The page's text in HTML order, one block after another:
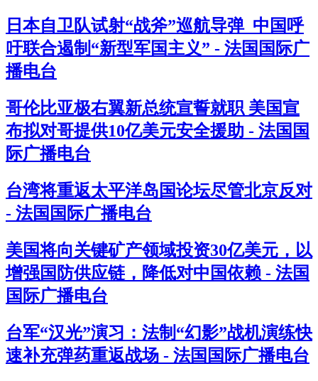
日本自卫队试射“战斧”巡航导弹 中国呼
吁联合遏制“新型军国主义” - 法国国际广
播电台
哥伦比亚极右翼新总统宣誓就职 美国宣
布拟对哥提供10亿美元安全援助 - 法国国
际广播电台
台湾将重返太平洋岛国论坛尽管北京反对
- 法国国际广播电台
美国将向关键矿产领域投资30亿美元，以
增强国防供应链，降低对中国依赖 - 法国
国际广播电台
台军“汉光”演习：法制“幻影”战机演练快
速补充弹药重返战场 - 法国国际广播电台